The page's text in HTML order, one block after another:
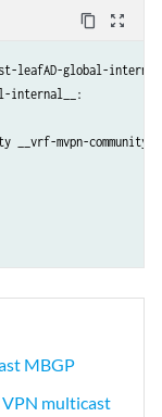
content_copy zoom_out_map
leafAD-global-
internal__:
MBGP
multicast